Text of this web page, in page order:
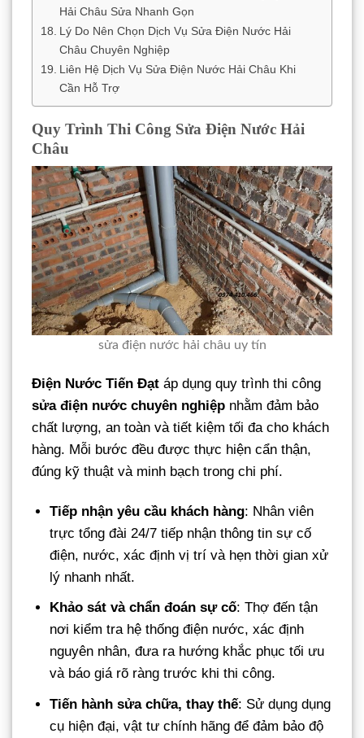
Hải Châu Sửa Nhanh Gọn
Lý Do Nên Chọn Dịch Vụ Sửa Điện Nước Hải
Châu Chuyên Nghiệp
Liên Hệ Dịch Vụ Sửa Điện Nước Hải Châu Khi
Cần Hỗ Trợ
Quy Trình Thi Công Sửa Điện Nước Hải
Châu
sửa điện nước hải châu uy tín
Điện Nước Tiến Đạt áp dụng quy trình thi công
sửa điện nước chuyên nghiệp nhằm đảm bảo
chất lượng, an toàn và tiết kiệm tối đa cho khách
hàng. Mỗi bước đều được thực hiện cẩn thận,
đúng kỹ thuật và minh bạch trong chi phí.
Tiếp nhận yêu cầu khách hàng: Nhân viên
trực tổng đài 24/7 tiếp nhận thông tin sự cố
điện, nước, xác định vị trí và hẹn thời gian xử
lý nhanh nhất.
Khảo sát và chẩn đoán sự cố: Thợ đến tận
nơi kiểm tra hệ thống điện nước, xác định
nguyên nhân, đưa ra hướng khắc phục tối ưu
và báo giá rõ ràng trước khi thi công.
Tiến hành sửa chữa, thay thế: Sử dụng dụng
cụ hiện đại, vật tư chính hãng để đảm bảo độ